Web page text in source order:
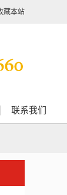
藏本站
联系我们